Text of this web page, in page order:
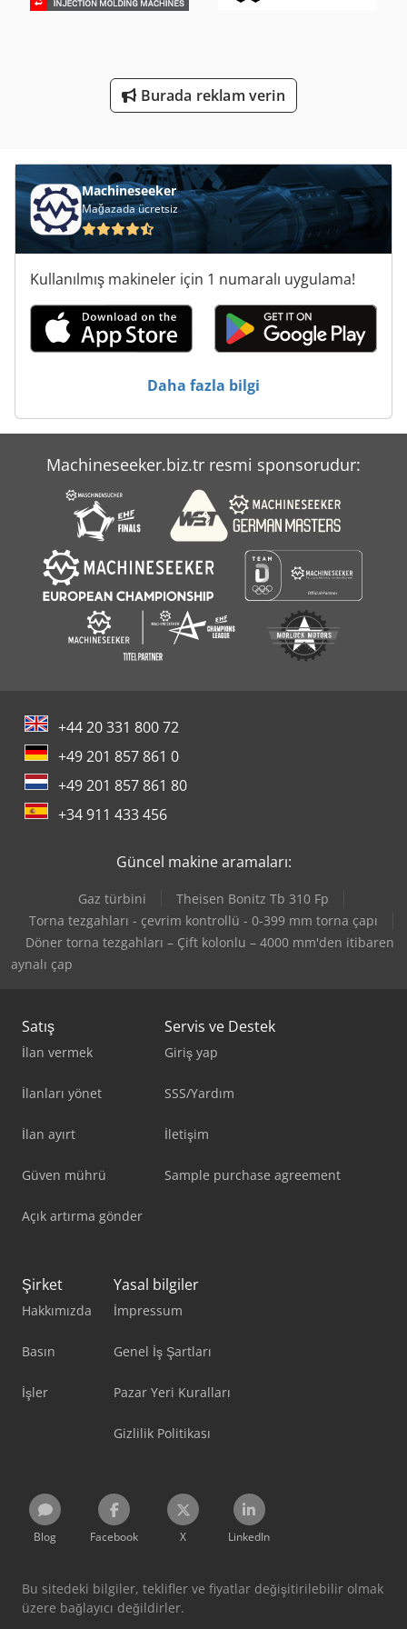
Ticari Demir
Yükleyici-Tekerlekli Yükleyici Iş Makinesi Ile
Çalışma Araç
Burada reklam verin
Machineseeker
Mağazada ücretsiz
Kullanılmış makineler için 1 numaralı uygulama!
Daha fazla bilgi
Machineseeker.biz.tr resmi sponsorudur:
+44 20 331 800 72
+49 201 857 861 0
+49 201 857 861 80
+34 911 433 456
Güncel makine aramaları:
Gaz türbini
Theisen Bonitz Tb 310 Fp
Torna tezgahları - çevrim kontrollü - 0-399 mm torna çapı
Döner torna tezgahları – Çift kolonlu – 4000 mm'den itibaren
aynalı çap
Satış
İlan vermek
İlanları yönet
İlan ayırt
Güven mührü
Açık artırma gönder
Servis ve Destek
Giriş yap
SSS/Yardım
İletişim
Sample purchase agreement
Şirket
Hakkımızda
Basın
İşler
Yasal bilgiler
İmpressum
Genel İş Şartları
Pazar Yeri Kuralları
Gizlilik Politikası
Blog Facebook X LinkedIn
Bu sitedeki bilgiler, teklifler ve fiyatlar değişitirilebilir olmak
üzere bağlayıcı değildirler.